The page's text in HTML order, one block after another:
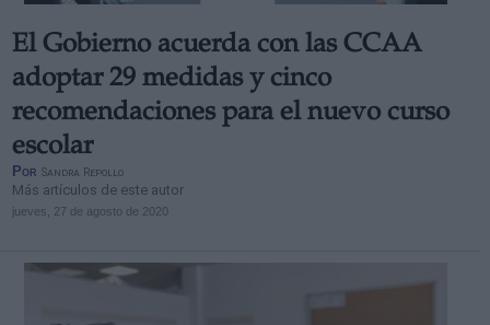
El Gobierno acuerda con las CCAA
adoptar 29 medidas y cinco
recomendaciones para el nuevo curso
escolar
Por Sandra Repollo
Más artículos de este autor
jueves, 27 de agosto de 2020